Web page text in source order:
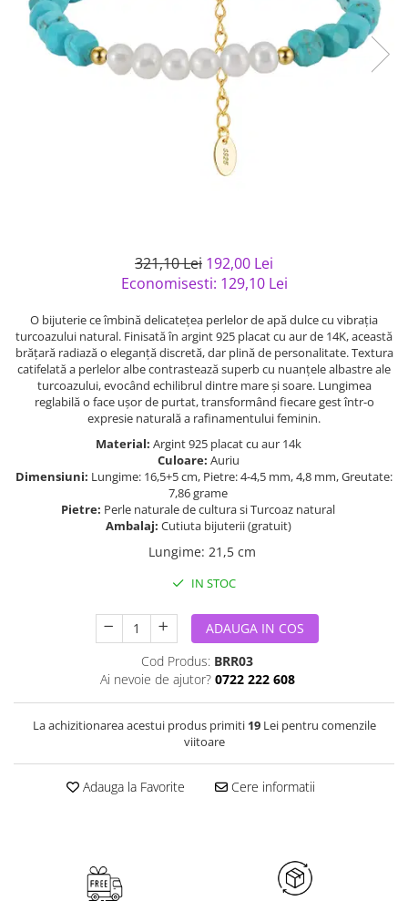
semipretioase
Bijuterii argint placat cu aur
Bijuterii argint cu diverse
Bijuterii de Lux
Bijuterii gotice si rock
321,10 Lei 192,00 Lei
Economisesti: 129,10 Lei
O bijuterie ce îmbină delicatețea perlelor de apă dulce cu vibrația
turcoazului natural. Finisată în argint 925 placat cu aur de 14K, această
brățară radiază o eleganță discretă, dar plină de personalitate. Textura
catifelată a perlelor albe contrastează superb cu nuanțele albastre ale
turcoazului, evocând echilibrul dintre mare și soare. Lungimea
reglabilă o face ușor de purtat, transformând fiecare gest într-o
expresie naturală a rafinamentului feminin.
Material: Argint 925 placat cu aur 14k
Culoare: Auriu
Dimensiuni: Lungime: 16,5+5 cm, Pietre: 4-4,5 mm, 4,8 mm, Greutate:
7,86 grame
Pietre: Perle naturale de cultura si Turcoaz natural
Ambalaj: Cutiuta bijuterii (gratuit)
Lungime: 21,5 cm
IN STOC
ADAUGA IN COS
Cod Produs: BRR03
Ai nevoie de ajutor? 0722 222 608
La achizitionarea acestui produs primiti 19Lei pentru comenzile
viitoare
Adauga la Favorite Cere informatii